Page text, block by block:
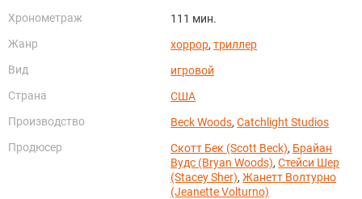
Хронометраж
111 мин.
Жанр
хоррор,триллер
Вид
игровой
Страна
США
Производство
Beck Woods,Catchlight Studios
Продюсер
Скотт Бек (Scott Beck), Брайан
Вудс (Bryan Woods),Стейси Шер
(Stacey Sher),Жанетт Волтурно
(Jeanette Volturno)